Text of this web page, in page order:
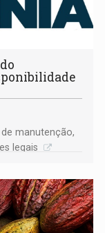
manutenção,
legais